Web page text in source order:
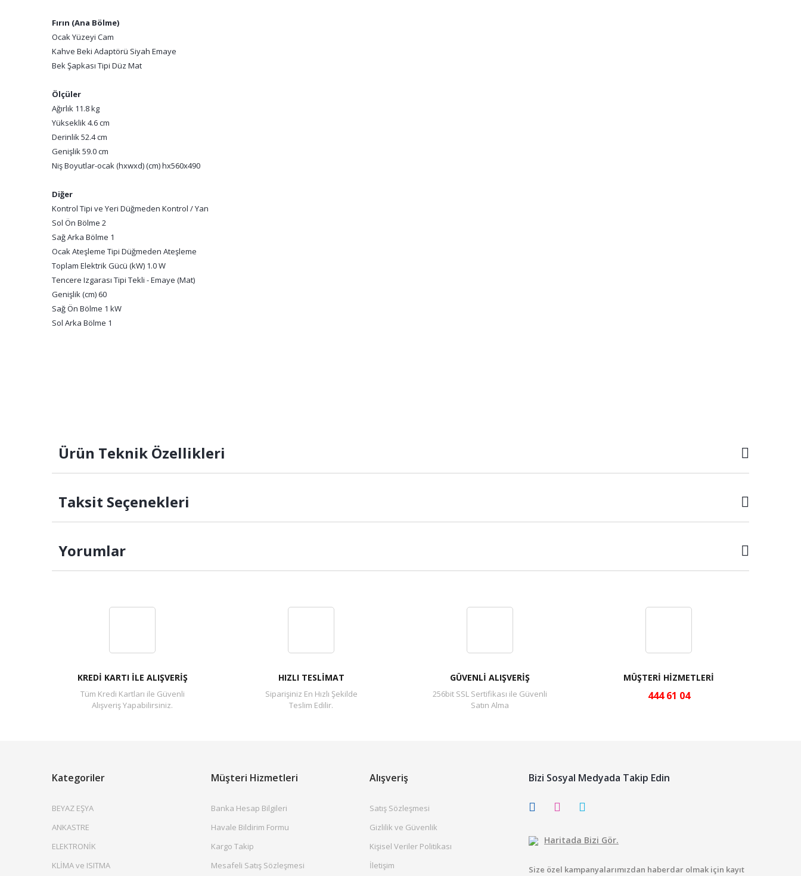
Fırın (Ana Bölme)
Ocak Yüzeyi Cam
Kahve Beki Adaptörü Siyah Emaye
Bek Şapkası Tipi Düz Mat
Ölçüler
Ağırlık 11.8 kg
Yükseklik 4.6 cm
Derinlik 52.4 cm
Genişlik 59.0 cm
Niş Boyutlar-ocak (hxwxd) (cm) hx560x490
Diğer
Kontrol Tipi ve Yeri Düğmeden Kontrol / Yan
Sol Ön Bölme 2
Sağ Arka Bölme 1
Ocak Ateşleme Tipi Düğmeden Ateşleme
Toplam Elektrik Gücü (kW) 1.0 W
Tencere Izgarası Tipi Tekli - Emaye (Mat)
Genişlik (cm) 60
Sağ Ön Bölme 1 kW
Sol Arka Bölme 1
Ürün Teknik Özellikleri
Taksit Seçenekleri
Yorumlar
KREDİ KARTI İLE ALIŞVERİŞ
Tüm Kredi Kartları ile Güvenli
Alışveriş Yapabilirsiniz.
HIZLI TESLİMAT
Siparişiniz En Hızlı Şekilde
Teslim Edilir.
GÜVENLİ ALIŞVERİŞ
256bit SSL Sertifikası ile Güvenli
Satın Alma
MÜŞTERİ HİZMETLERİ
444 61 04
Kategoriler
BEYAZ EŞYA
ANKASTRE
ELEKTRONİK
KLİMA ve ISITMA
Müşteri Hizmetleri
Banka Hesap Bilgileri
Havale Bildirim Formu
Kargo Takip
Mesafeli Satış Sözleşmesi
Alışveriş
Satış Sözleşmesi
Gizlilik ve Güvenlik
Kişisel Veriler Politikası
İletişim
Bizi Sosyal Medyada Takip Edin
Haritada Bizi Gör.
Size özel kampanyalarımızdan haberdar olmak için kayıt